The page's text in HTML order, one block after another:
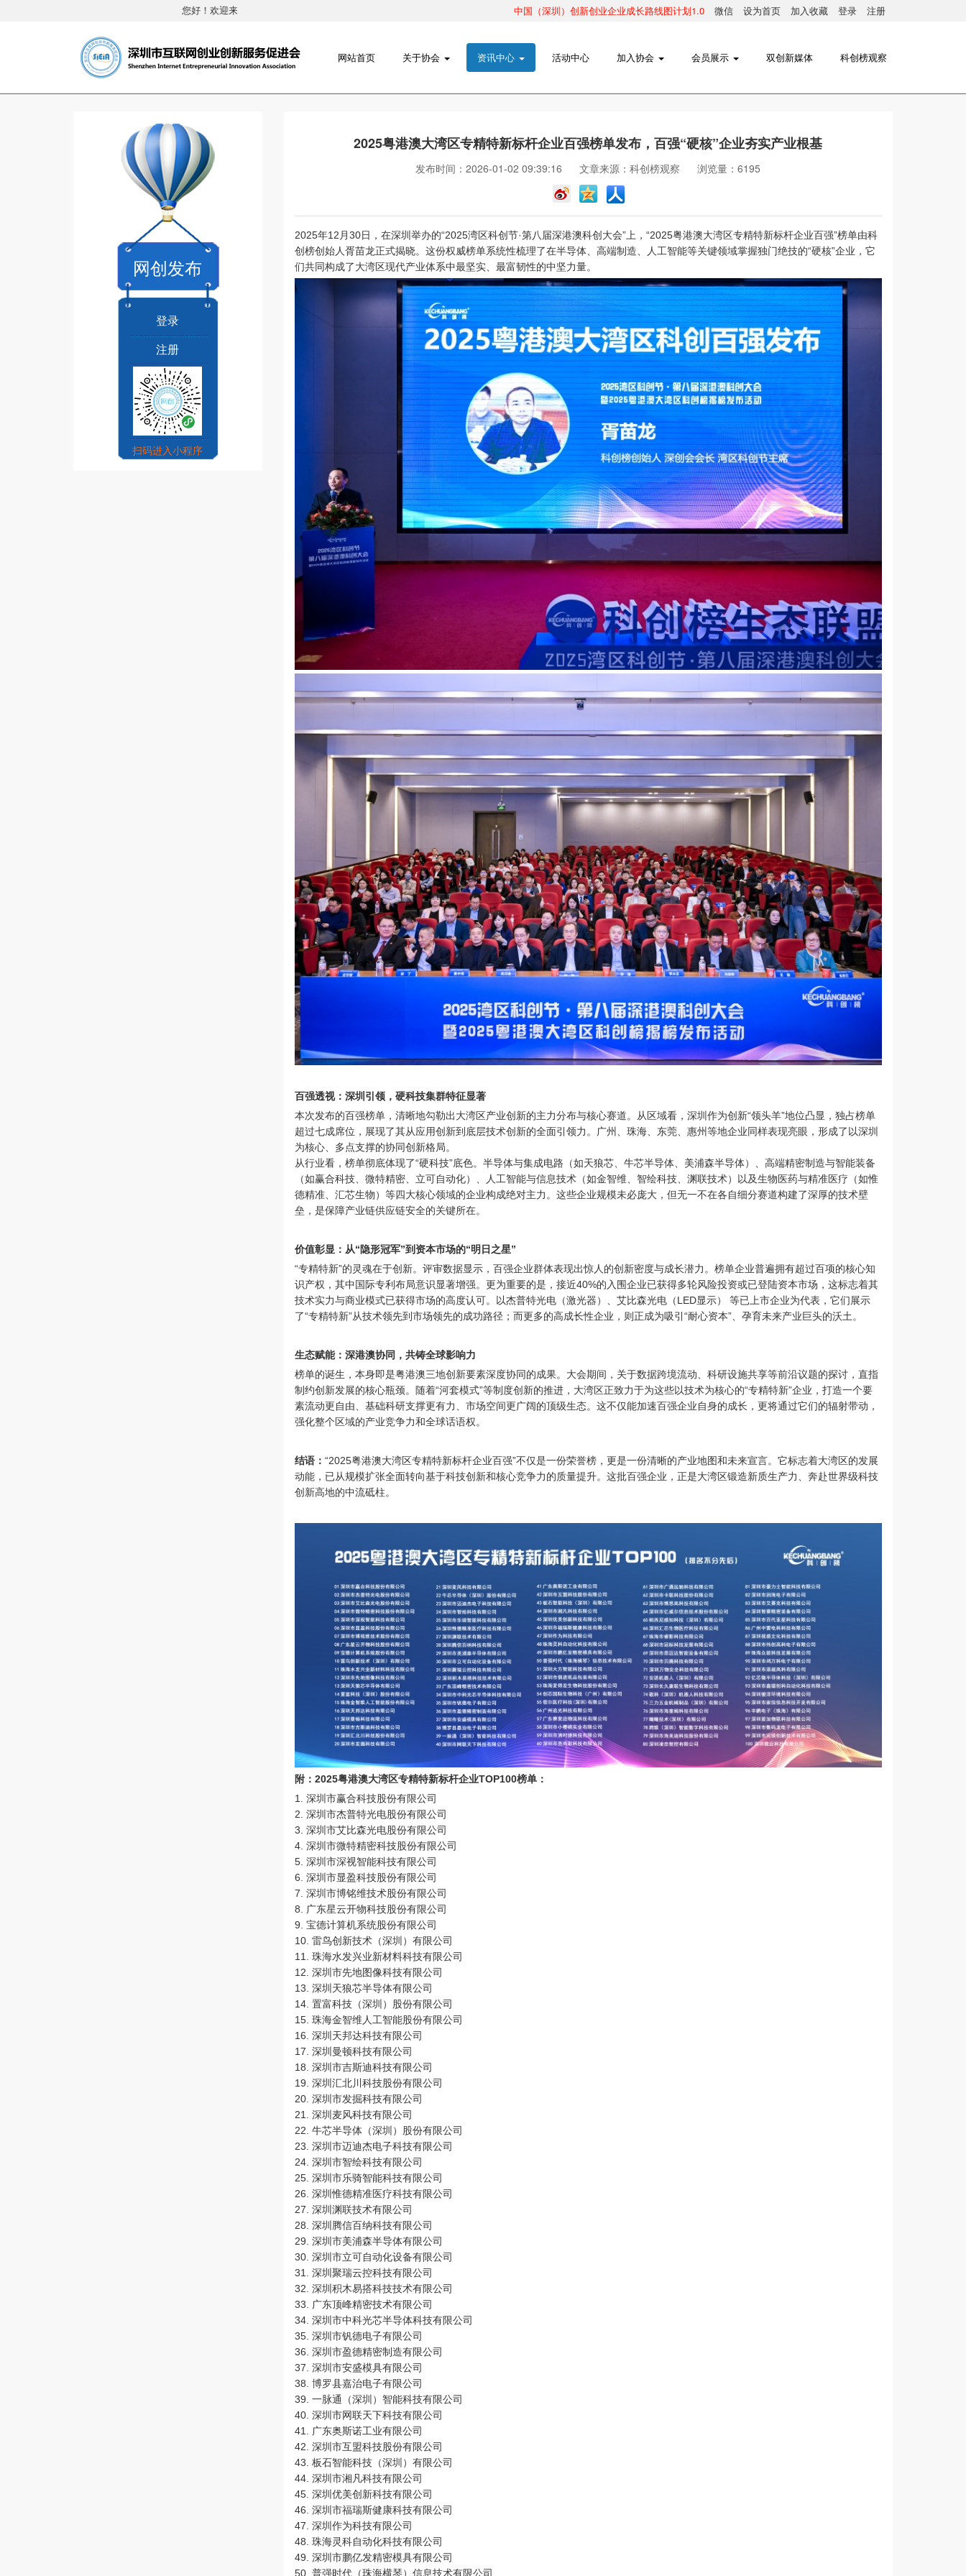
您好！欢迎来到深圳市互联网创业创新服务促进会 中国（深圳）创新创业企业成长路线图计划1.0 微信 设为首页 加入收藏 登录 注册
网站首页 关于协会 资讯中心 活动中心 加入协会 会员展示 双创新媒体 科创榜观察
网创发布
登录
注册
扫码进入小程序
2025粤港澳大湾区专精特新标杆企业百强榜单发布，百强“硬核”企业夯实产业根基
发布时间：2026-01-02 09:39:16 文章来源：科创榜观察 浏览量：6195
2025年12月30日，在深圳举办的“2025湾区科创节·第八届深港澳科创大会”上，“2025粤港澳大湾区专精特新标杆企业百强”榜单由科
创榜创始人胥苗龙正式揭晓。这份权威榜单系统性梳理了在半导体、高端制造、人工智能等关键领域掌握独门绝技的“硬核”企业，它
们共同构成了大湾区现代产业体系中最坚实、最富韧性的中坚力量。
百强透视：深圳引领，硬科技集群特征显著
本次发布的百强榜单，清晰地勾勒出大湾区产业创新的主力分布与核心赛道。从区域看，深圳作为创新“领头羊”地位凸显，独占榜单
超过七成席位，展现了其从应用创新到底层技术创新的全面引领力。广州、珠海、东莞、惠州等地企业同样表现亮眼，形成了以深圳
为核心、多点支撑的协同创新格局。
从行业看，榜单彻底体现了“硬科技”底色。半导体与集成电路（如天狼芯、牛芯半导体、美浦森半导体）、高端精密制造与智能装备
（如赢合科技、微特精密、立可自动化）、人工智能与信息技术（如金智维、智绘科技、渊联技术）以及生物医药与精准医疗（如惟
德精准、汇芯生物）等四大核心领域的企业构成绝对主力。这些企业规模未必庞大，但无一不在各自细分赛道构建了深厚的技术壁
垒，是保障产业链供应链安全的关键所在。
价值彰显：从“隐形冠军”到资本市场的“明日之星”
“专精特新”的灵魂在于创新。评审数据显示，百强企业群体表现出惊人的创新密度与成长潜力。榜单企业普遍拥有超过百项的核心知
识产权，其中国际专利布局意识显著增强。更为重要的是，接近40%的入围企业已获得多轮风险投资或已登陆资本市场，这标志着其
技术实力与商业模式已获得市场的高度认可。以杰普特光电（激光器）、艾比森光电（LED显示） 等已上市企业为代表，它们展示
了“专精特新”从技术领先到市场领先的成功路径；而更多的高成长性企业，则正成为吸引“耐心资本”、孕育未来产业巨头的沃土。
生态赋能：深港澳协同，共铸全球影响力
榜单的诞生，本身即是粤港澳三地创新要素深度协同的成果。大会期间，关于数据跨境流动、科研设施共享等前沿议题的探讨，直指
制约创新发展的核心瓶颈。随着“河套模式”等制度创新的推进，大湾区正致力于为这些以技术为核心的“专精特新”企业，打造一个要
素流动更自由、基础科研支撑更有力、市场空间更广阔的顶级生态。这不仅能加速百强企业自身的成长，更将通过它们的辐射带动，
强化整个区域的产业竞争力和全球话语权。
结语： “2025粤港澳大湾区专精特新标杆企业百强”不仅是一份荣誉榜，更是一份清晰的产业地图和未来宣言。它标志着大湾区的发展
动能，已从规模扩张全面转向基于科技创新和核心竞争力的质量提升。这批百强企业，正是大湾区锻造新质生产力、奔赴世界级科技
创新高地的中流砥柱。
附：2025粤港澳大湾区专精特新标杆企业TOP100榜单：
1. 深圳市赢合科技股份有限公司
2. 深圳市杰普特光电股份有限公司
3. 深圳市艾比森光电股份有限公司
4. 深圳市微特精密科技股份有限公司
5. 深圳市深视智能科技有限公司
6. 深圳市显盈科技股份有限公司
7. 深圳市博铭维技术股份有限公司
8. 广东星云开物科技股份有限公司
9. 宝德计算机系统股份有限公司
10. 雷鸟创新技术（深圳）有限公司
11. 珠海水发兴业新材料科技有限公司
12. 深圳市先地图像科技有限公司
13. 深圳天狼芯半导体有限公司
14. 置富科技（深圳）股份有限公司
15. 珠海金智维人工智能股份有限公司
16. 深圳天邦达科技有限公司
17. 深圳曼顿科技有限公司
18. 深圳市吉斯迪科技有限公司
19. 深圳汇北川科技股份有限公司
20. 深圳市发掘科技有限公司
21. 深圳麦风科技有限公司
22. 牛芯半导体（深圳）股份有限公司
23. 深圳市迈迪杰电子科技有限公司
24. 深圳市智绘科技有限公司
25. 深圳市乐骑智能科技有限公司
26. 深圳惟德精准医疗科技有限公司
27. 深圳渊联技术有限公司
28. 深圳腾信百纳科技有限公司
29. 深圳市美浦森半导体有限公司
30. 深圳市立可自动化设备有限公司
31. 深圳聚瑞云控科技有限公司
32. 深圳积木易搭科技技术有限公司
33. 广东顶峰精密技术有限公司
34. 深圳市中科光芯半导体科技有限公司
35. 深圳市钒德电子有限公司
36. 深圳市盈德精密制造有限公司
37. 深圳市安盛模具有限公司
38. 博罗县嘉治电子有限公司
39. 一脉通（深圳）智能科技有限公司
40. 深圳市网联天下科技有限公司
41. 广东奥斯诺工业有限公司
42. 深圳市互盟科技股份有限公司
43. 板石智能科技（深圳）有限公司
44. 深圳市湘凡科技有限公司
45. 深圳优美创新科技有限公司
46. 深圳市福瑞斯健康科技有限公司
47. 深圳作为科技有限公司
48. 珠海灵科自动化科技有限公司
49. 深圳市鹏亿发精密模具有限公司
50. 普强时代（珠海横琴）信息技术有限公司